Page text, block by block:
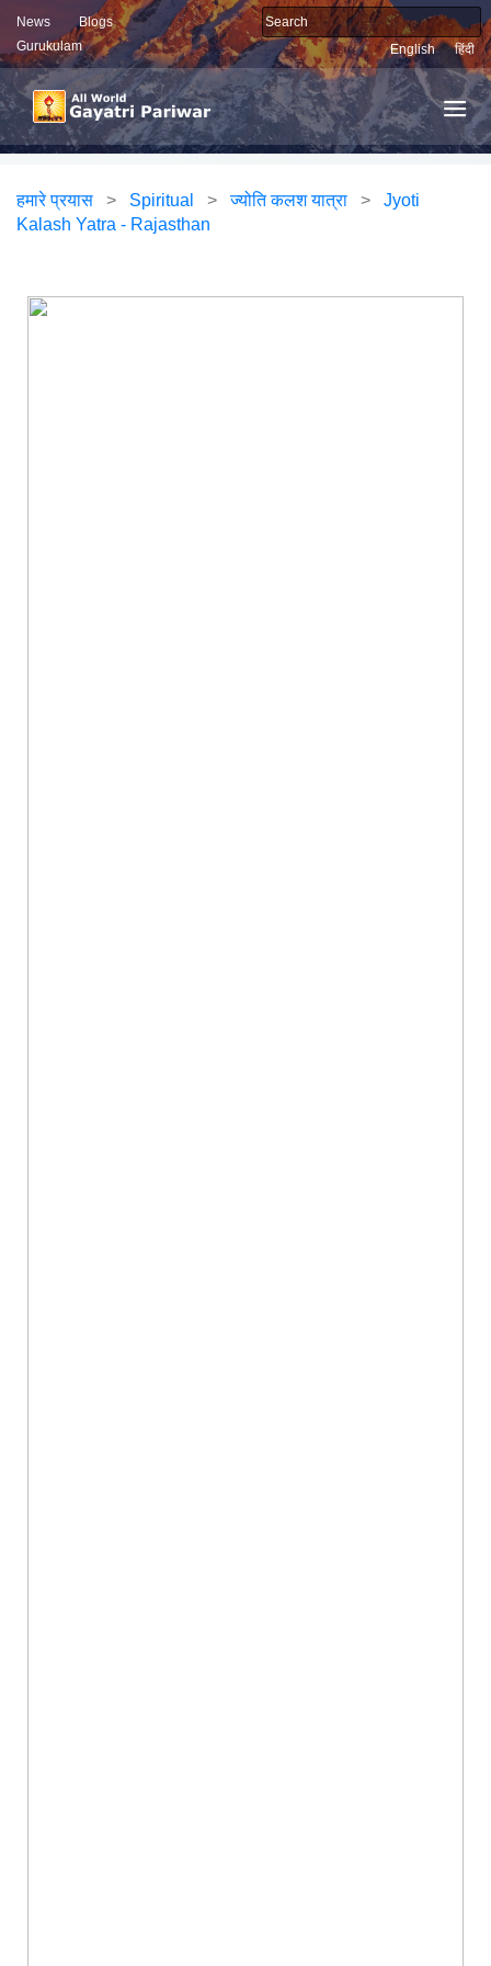
News
Blogs
Gurukulam
English हिंदी
हमारे प्रयास > Spiritual >ज्योति कलश यात्रा > Jyoti
Kalash Yatra - Rajasthan